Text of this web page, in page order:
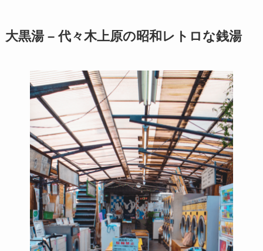
大黒湯 – 代々木上原の昭和レトロな銭湯